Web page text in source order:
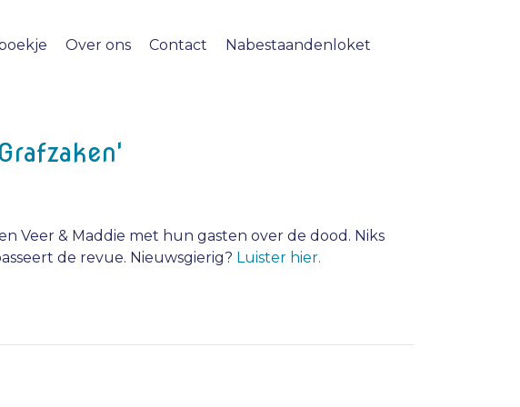
Over ons Contact Nabestaandenloket
Veer & Maddie met hun gasten over de dood. Niks
de revue. Nieuwsgierig? Luister hier.